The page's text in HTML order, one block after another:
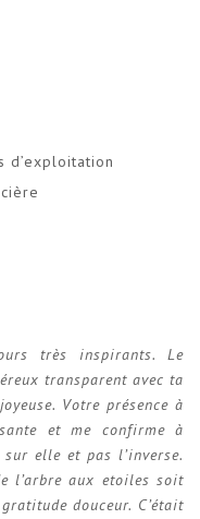
d’exploitation
très inspirants. Le
transparent avec ta
Votre présence à
et me confirme à
elle et pas l’inverse.
l’arbre aux etoiles soit
douceur. C’était